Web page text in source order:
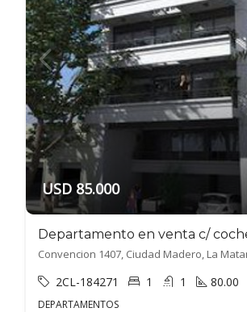
USD 85.000
Convencion 1407, Ciudad Madero, La
2CL-184271 1 1 80.00
DEPARTAMENTOS